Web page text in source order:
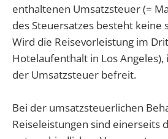
enthaltenen Umsatzsteuer (=
des Steuersatzes besteht keine
Wird die Reisevorleistung im
Hotelaufenthalt in Los Angeles),
der Umsatzsteuer befreit.
Bei der umsatzsteuerlichen
Reiseleistungen sind einerseits